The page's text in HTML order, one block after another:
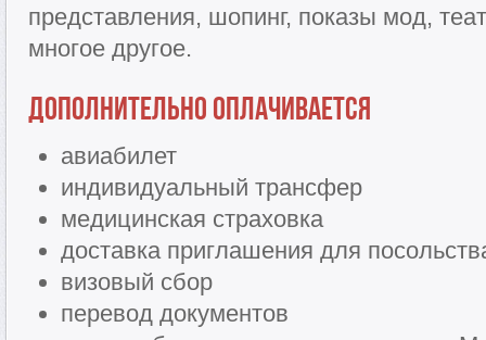
представления, шопинг, показы мод,
многое другое.
Дополнительно оплачивается
авиабилет
индивидуальный трансфер
медицинская страховка
доставка приглашения для
визовый сбор
перевод документов